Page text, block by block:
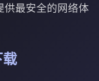
最安全的网络体